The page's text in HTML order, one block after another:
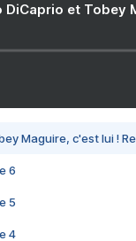
DiCaprio et Tobey
Maguire, c'est lui !
6
5
4